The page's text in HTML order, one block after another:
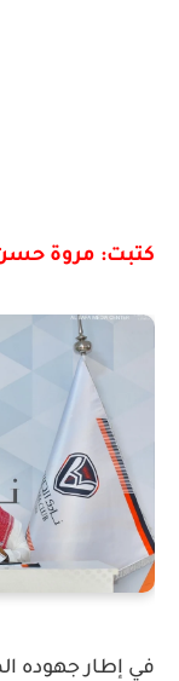
كتبت: مروة
في إطار جهوده